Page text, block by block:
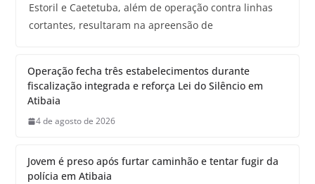
Estoril e Caetetuba, além de operação contra linhas
cortantes, resultaram na apreensão de
Operação fecha três estabelecimentos durante
fiscalização integrada e reforça Lei do Silêncio em
Atibaia
4 de agosto de 2026
Jovem é preso após furtar caminhão e tentar fugir da
polícia em Atibaia